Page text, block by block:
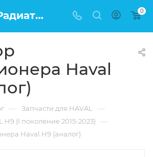
Купить Радиатор кондиционера Haval H9 (аналог) в Москве по низкой цене 0
Haval
— Запчасти для HAVAL —
H9 (I поколение 2015-2023) —
Haval H9 (аналог)